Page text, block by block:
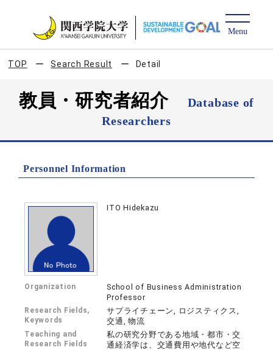
TOP Search Result Detail
教員・研究者紹介
Database of
Researchers
Personnel Information
ITO Hidekazu
Organization
School of Business Administration
Professor
Research Fields,
Keywords
サプライチェーン, ロジスティクス,
交通, 物流
Teaching and
Research Fields
私の研究分野である地域・都市・交
通経済学は、交通費用や地代など空